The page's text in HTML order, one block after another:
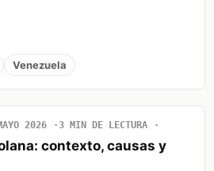
Venezuela
2026 3 MIN DE LECTURA
contexto, causas y